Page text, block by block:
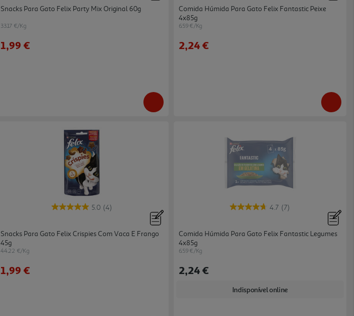
Snacks Para Gato Felix Party Mix Original 60g
33.17 €/Kg
1,99 €
Comida Húmida Para Gato Felix Fantastic Peixe
4x85g
6.59 €/Kg
2,24 €
5.0 (4)
Snacks Para Gato Felix Crispies Com Vaca E Frango
45g
44.22 €/Kg
1,99 €
4.7 (7)
Comida Húmida Para Gato Felix Fantastic Legumes
4x85g
6.59 €/Kg
2,24 €
Indisponível online